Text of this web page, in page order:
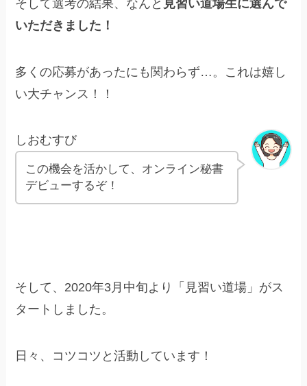
そして選考の結果、なんと 見習い道場生に選んで
いただきました！
多くの応募があったにも関わらず…。これは嬉し
い大チャンス！！
しおむすび
この機会を活かして、オンライン秘書
デビューするぞ！
そして、2020年3月中旬より「見習い道場」がス
タートしました。
日々、コツコツと活動しています！